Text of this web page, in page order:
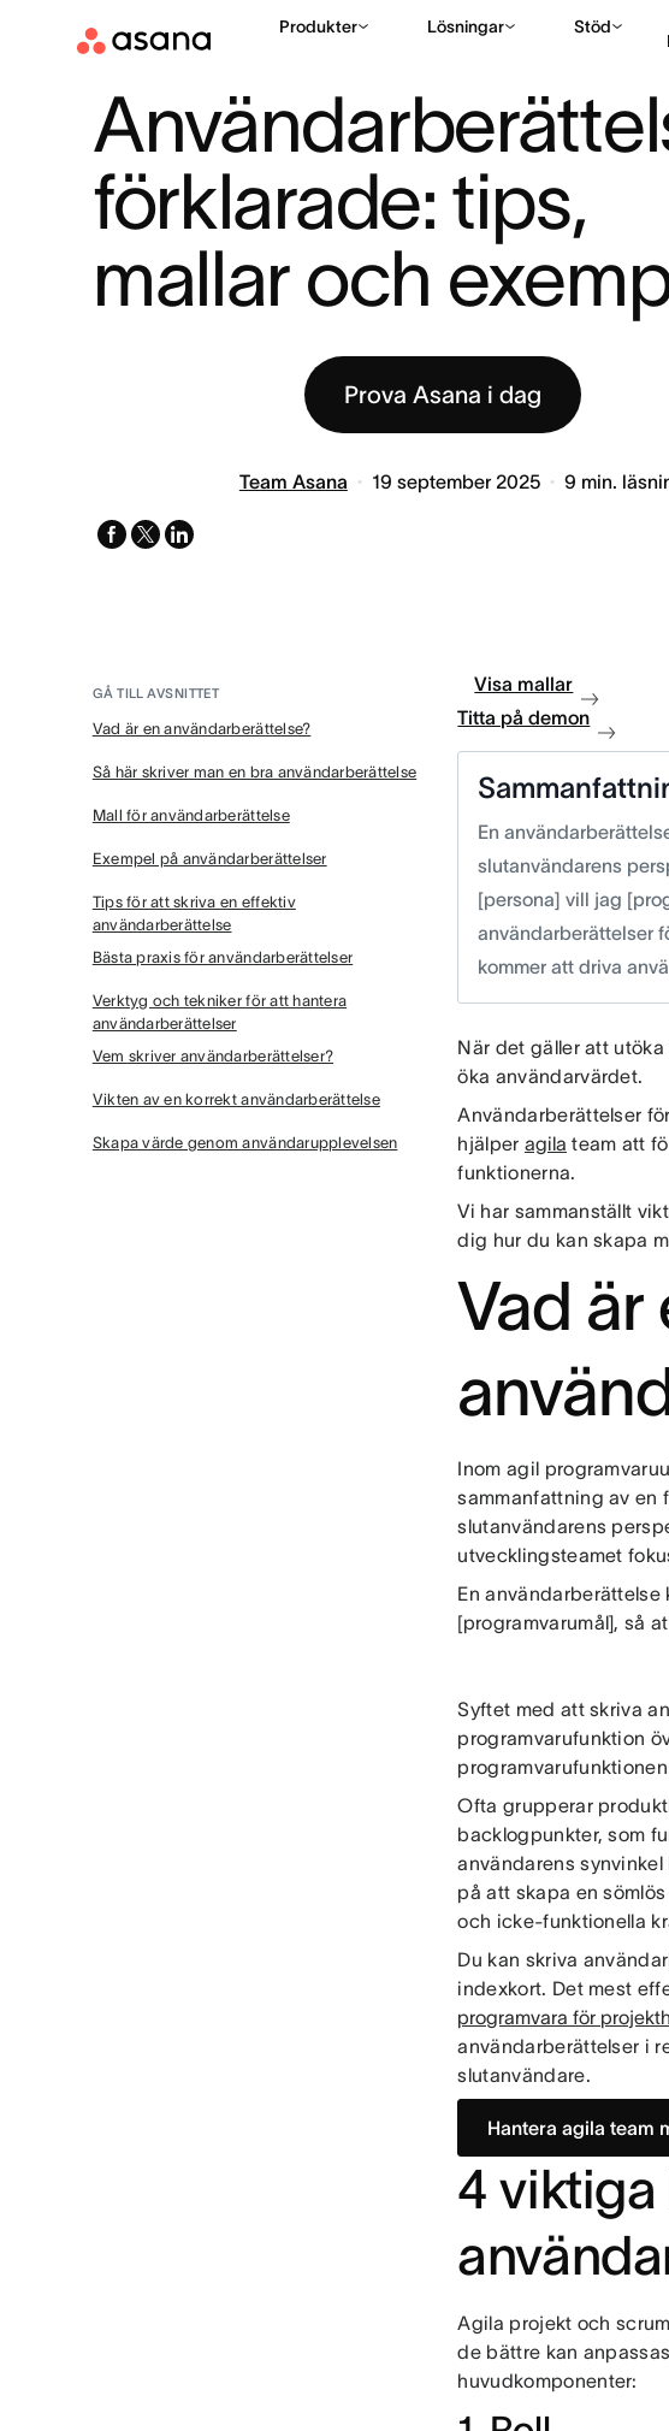
Produkter Lösningar Stöd
förklarade: tips,
mallar och
Prova Asana i dag
Team Asana 19 september 2025 9 min.
facebook
x-
linkedin
GÅ TILL AVSNITTET
Vad är en användarberättelse?
Så här skriver man en bra användarberättelse
Mall för användarberättelse
Exempel på användarberättelser
Tips för att skriva en effektiv
användarberättelse
Bästa praxis för användarberättelser
Verktyg och tekniker för att hantera
användarberättelser
Vem skriver användarberättelser?
Vikten av en korrekt användarberättelse
Skapa värde genom användarupplevelsen
Visa mallar
Titta på demon
En
slutanvändarens
[persona] vill jag
användarberättelser
kommer att driva
När det gäller att
öka användarvärdet.
Användarberättelser
hjälper agila team att
funktionerna.
Vi har sammanställt
dig hur du kan skapa
Vad är
Inom agil
sammanfattning av en
slutanvändarens
utvecklingsteamet
En användarberättelse
[programvarumål], så
Syftet med att skriva
programvarufunktion
Ofta grupperar
backlogpunkter, som
användarens
på att skapa en
och icke-funktionella
Du kan skriva
indexkort. Det mest
programvara för
användarberättelser i
slutanvändare.
Hantera agila team
4
Agila projekt och
de bättre kan
huvudkomponenter: